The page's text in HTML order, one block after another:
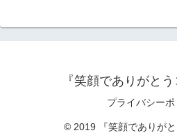
『笑顔でありがとう
プライバシーポ
© 2019 『笑顔でありがと